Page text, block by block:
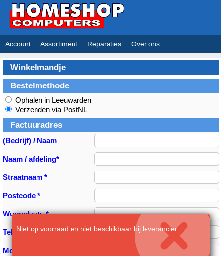
Niet op voorraad en niet beschikbaar bij leverancier.
Account Assortiment Reparaties Over ons
Winkelmandje
Bestelmethode
Ophalen in Leeuwarden
Verzenden via PostNL
Factuuradres
(Bedrijf) / Naam
Naam / afdeling*
Straatnaam *
Postcode *
Woonplaats *
Telefoon:
Mobiel: